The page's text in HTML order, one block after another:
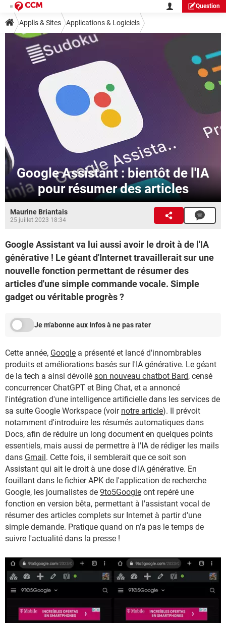
Question
Applis & Sites Applications & Logiciels
Google Assistant : bientôt de l'IA
pour résumer des articles
Maurine Briantais
25 juillet 2023 18:34
Google Assistant va lui aussi avoir le droit à de l'IA
générative ! Le géant d'Internet travaillerait sur une
nouvelle fonction permettant de résumer des
articles d'une simple commande vocale. Simple
gadget ou véritable progrès ?
Je m'abonne aux Infos à ne pas rater
Cette année, Google a présenté et lancé d'innombrables
produits et améliorations basés sur l'IA générative. Le géant
de la tech a ainsi dévoilé son nouveau chatbot Bard, censé
concurrencer ChatGPT et Bing Chat, et a annoncé
l'intégration d'une intelligence artificielle dans les services de
sa suite Google Workspace (voir notre article). Il prévoit
notamment d'introduire les résumés automatiques dans
Docs, afin de réduire un long document en quelques points
essentiels, mais aussi de permettre à l'IA de rédiger les mails
dans Gmail. Cette fois, il semblerait que ce soit son
Assistant qui ait le droit à une dose d'IA générative. En
fouillant dans le fichier APK de l'application de recherche
Google, les journalistes de 9to5Google ont repéré une
fonction en version bêta, permettant à l'assistant vocal de
résumer des articles complets sur Internet à partir d'une
simple demande. Pratique quand on n'a pas le temps de
suivre l'actualité dans la presse !